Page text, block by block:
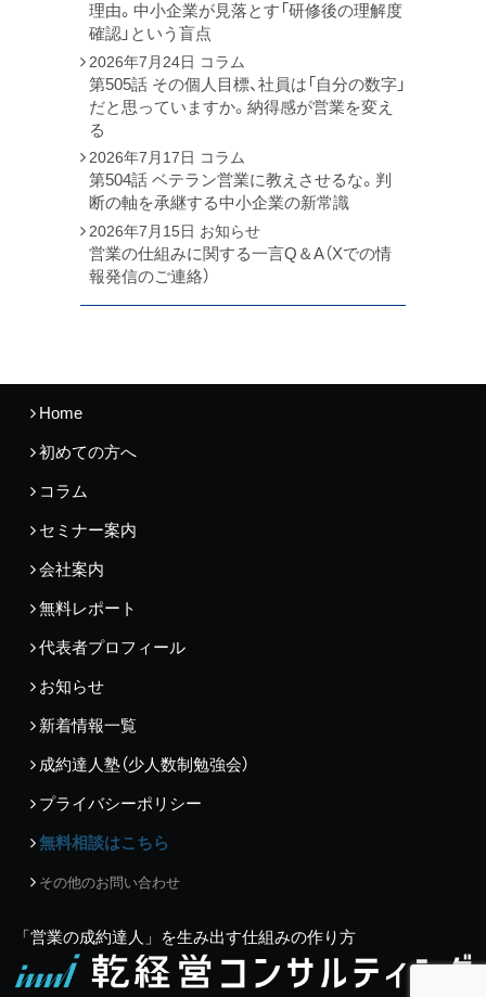
理由。中小企業が見落とす「研修後の理解度
確認」という盲点
2026年7月24日 コラム
第505話 その個人目標、社員は「自分の数字」
だと思っていますか。納得感が営業を変え
る
2026年7月17日 コラム
第504話 ベテラン営業に教えさせるな。判
断の軸を承継する中小企業の新常識
2026年7月15日 お知らせ
営業の仕組みに関する一言Q＆A（Xでの情
報発信のご連絡）
Home
初めての方へ
コラム
セミナー案内
会社案内
無料レポート
代表者プロフィール
お知らせ
新着情報一覧
成約達人塾（少人数制勉強会）
プライバシーポリシー
無料相談はこちら
その他のお問い合わせ
「営業の成約達人」を生み出す仕組みの作り方